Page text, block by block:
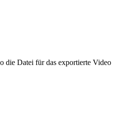
die Datei für das exportierte Video